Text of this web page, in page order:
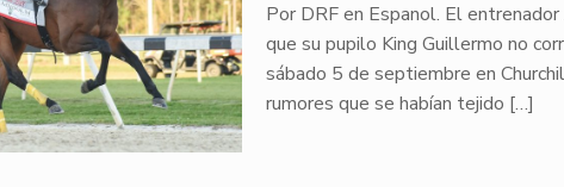
Por DRF en Espanol. El
que su pupilo King Guillermo no
sábado 5 de septiembre en
rumores que se habían tejido […]